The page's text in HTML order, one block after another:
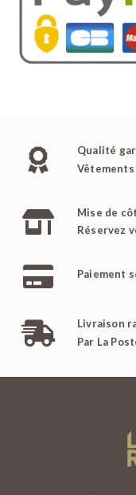
Qualité
Mise de
Réservez
Paiement
Livraison
Par La